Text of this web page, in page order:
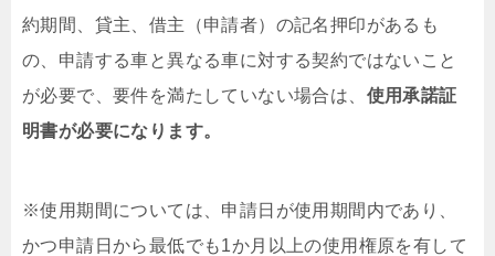
約期間、貸主、借主（申請者）の記名押印があるも
の、申請する車と異なる車に対する契約ではないこと
が必要で、要件を満たしていない場合は、 使用承諾証
明書が必要になります。
※使用期間については、申請日が使用期間内であり、
かつ申請日から最低でも1か月以上の使用権原を有して